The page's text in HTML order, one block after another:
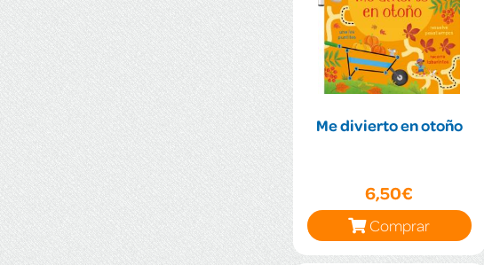
Me divierto en otoño
6,50€
Comprar